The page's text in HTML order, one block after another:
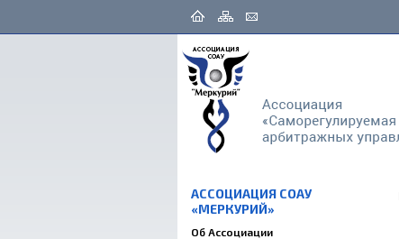
АССОЦИАЦИЯ СОАУ
«МЕРКУРИЙ»
Об Ассоциации